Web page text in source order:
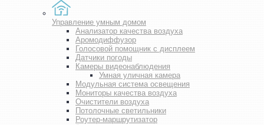
Управление умным домом
Анализатор качества воздуха
Аромодиффузор
Голосовой помощник с дисплеем
Датчики погоды
Камеры видеонаблюдения
Умная уличная камера
Модульная система освещения
Мониторы качества воздуха
Очистители воздуха
Потолочные светильники
Роутер-маршрутизатор